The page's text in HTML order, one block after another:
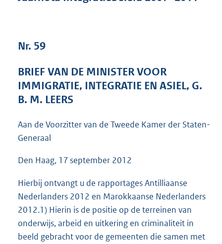
s
e
b
Nr. 59
BRIEF VAN DE MINISTER VOOR
IMMIGRATIE, INTEGRATIE EN ASIEL, G.
B. M. LEERS
Aan de Voorzitter van de Tweede Kamer der Staten-
Generaal
Den Haag, 17 september 2012
Hierbij ontvangt u de rapportages Antilliaanse
Nederlanders 2012 en Marokkaanse Nederlanders
2012.1) Hierin is de positie op de terreinen van
onderwijs, arbeid en uitkering en criminaliteit in
beeld gebracht voor de gemeenten die samen met